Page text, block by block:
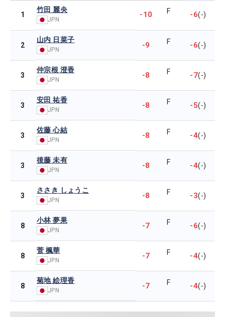
1
竹田 麗央
JPN
-10 F -6(-)
2
山内 日菜子
JPN -9 F -6(-)
3
仲宗根 澄香
JPN -8 F -7(-)
3
安田 祐香
JPN -8 F -5(-)
3
佐藤 心結
JPN -8 F -4(-)
3
後藤 未有
JPN -8 F -4(-)
3
ささき しょうこ
JPN -8 F -3(-)
8
小林 夢果
JPN -7 F -6(-)
8
菅 楓華
JPN -7 F -4(-)
8
菊地 絵理香
JPN -7 F -4(-)